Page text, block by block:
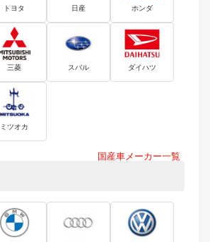
トヨタ 日産 ホンダ
三菱 スバル ダイハツ
ミツオカ
国産車メーカー一覧